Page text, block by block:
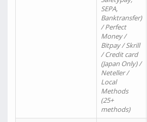
SEPA,
Banktransfer)
/ Perfect
Money /
Bitpay / Skrill
/ Credit card
(Japan Only) /
Neteller /
Local
Methods
(25+
methods)